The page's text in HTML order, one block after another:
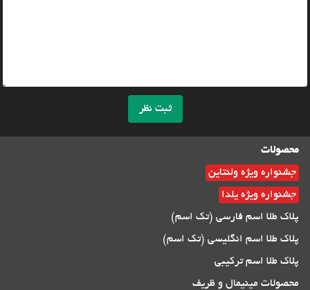
ثبت نظر
محصولات
جشنواره ویژه ولنتاین
جشنواره ویژه یلدا
پلاک طلا اسم فارسی (تک اسم)
پلاک طلا اسم انگلیسی (تک اسم)
پلاک طلا اسم ترکیبی
محصولات مینیمال و ظریف